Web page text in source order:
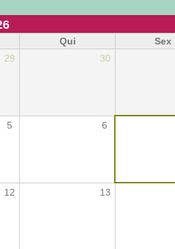
Qui Sex
29 30
5 6
12 13